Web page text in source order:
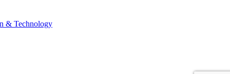
& Technology